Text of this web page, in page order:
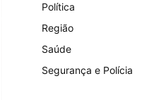
Política
Região
Saúde
Segurança e Polícia